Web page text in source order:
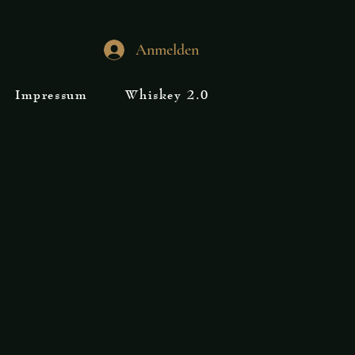
Anmelden
Impressum Whiskey 2.0